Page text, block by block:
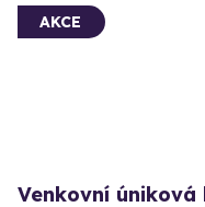
AKCE
Venkovní